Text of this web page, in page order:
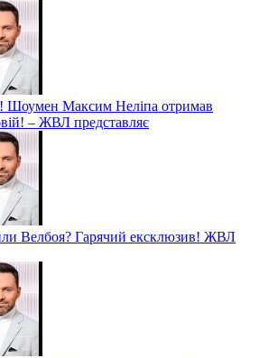
Шоумен Максим Неліпа отримав
– ЖВЛ представляє
Велбоя? Гарячий ексклюзив! ЖВЛ